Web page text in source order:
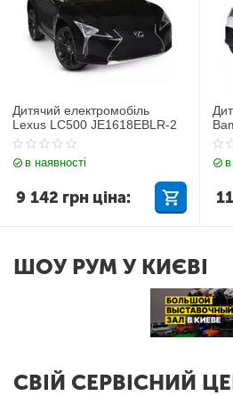
Дитячий електромобіль
Lexus LC500 JE1618EBLR-2
в наявності
9 142 грн ціна:
Q7
в
ШОУ РУМ У КИЄВІ
СВІЙ СЕРВІСНИЙ